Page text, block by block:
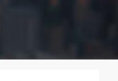
Orçamento